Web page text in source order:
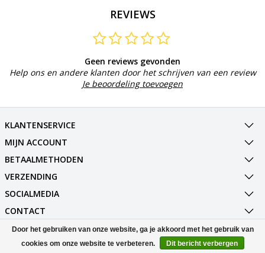
REVIEWS
Geen reviews gevonden
Help ons en andere klanten door het schrijven van een review
Je beoordeling toevoegen
KLANTENSERVICE
MIJN ACCOUNT
BETAALMETHODEN
VERZENDING
SOCIALMEDIA
CONTACT
© Copyright 2026 Best Deals Online BV Powered byLightspeed
Door het gebruiken van onze website, ga je akkoord met het gebruik van
cookies om onze website te verbeteren.
Dit bericht verbergen